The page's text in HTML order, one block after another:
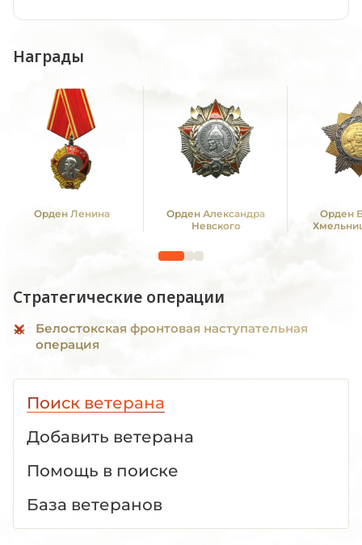
Награды
Орден Ленина
Орден Александра
Невского
Орден
Стратегические операции
Белостокская фронтовая наступательная
операция
Поиск ветерана
Добавить ветерана
Помощь в поиске
База ветеранов